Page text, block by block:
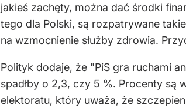
jakieś zachęty, można dać środki
tego dla Polski, są rozpatrywane
na wzmocnienie służby zdrowia.
Polityk dodaje, że "PiS gra ruchami
spadłby o 2,3, czy 5 %. Procenty są
elektoratu, który uważa, że